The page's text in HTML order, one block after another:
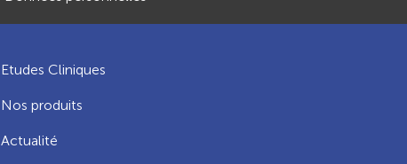
Etudes Cliniques
Nos produits
Actualité